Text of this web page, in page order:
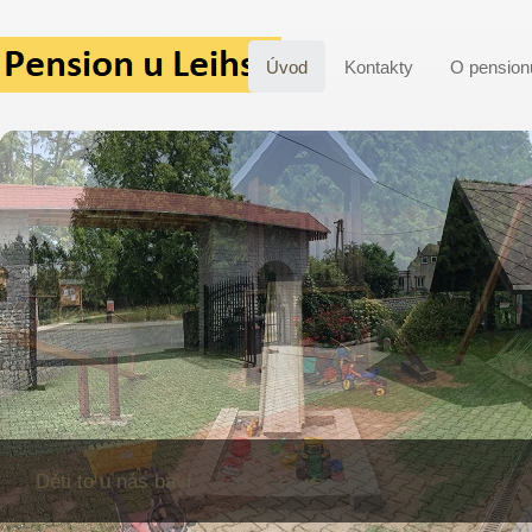
Úvod Kontakty O
Děti to u nás baví